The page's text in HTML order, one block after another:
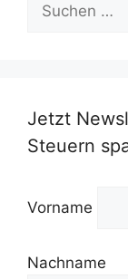
nach:
Jetzt
Steuern
Vorname
Nachname